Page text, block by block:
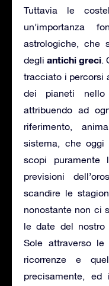
Tuttavia le
un’importanza
astrologiche, che
degli antichi greci.
tracciato i percorsi
dei pianeti
attribuendo ad
riferimento,
sistema, che
scopi
previsioni
scandire le
nonostante non ci
le date del nostro
Sole attraverso
ricorrenze e
precisamente,